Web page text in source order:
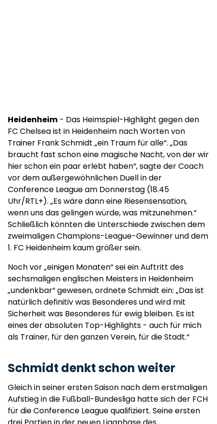
Heidenheim - Das Heimspiel-Highlight gegen den
FC Chelsea ist in Heidenheim nach Worten von
Trainer Frank Schmidt „ein Traum für alle“. „Das
braucht fast schon eine magische Nacht, von der wir
hier schon ein paar erlebt haben“, sagte der Coach
vor dem außergewöhnlichen Duell in der
Conference League am Donnerstag (18.45
Uhr/RTL+). „Es wäre dann eine Riesensensation,
wenn uns das gelingen würde, was mitzunehmen.“
Schließlich könnten die Unterschiede zwischen dem
zweimaligen Champions-League-Gewinner und dem
1. FC Heidenheim kaum größer sein.
Noch vor „einigen Monaten“ sei ein Auftritt des
sechsmaligen englischen Meisters in Heidenheim
„undenkbar“ gewesen, ordnete Schmidt ein: „Das ist
natürlich definitiv was Besonderes und wird mit
Sicherheit was Besonderes für ewig bleiben. Es ist
eines der absoluten Top-Highlights - auch für mich
als Trainer, für den ganzen Verein, für die Stadt.“
Schmidt denkt schon weiter
Gleich in seiner ersten Saison nach dem erstmaligen
Aufstieg in die Fußball-Bundesliga hatte sich der FCH
für die Conference League qualifiziert. Seine ersten